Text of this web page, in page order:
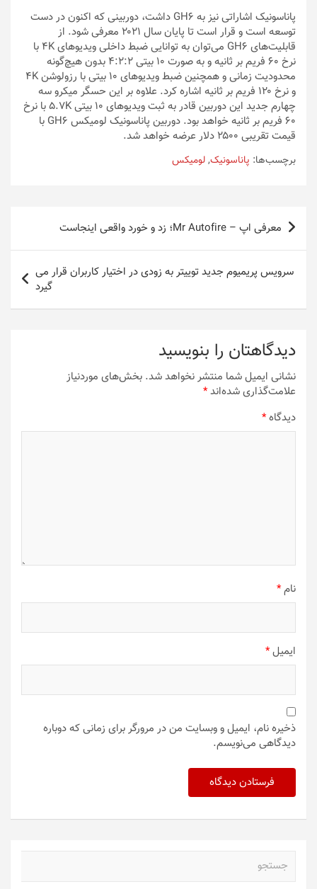
پاناسونیک اشاراتی نیز به GH6 داشت، دوربینی که اکنون در دست
توسعه است و قرار است تا پایان سال ۲۰۲۱ معرفی شود. از
قابلیت‌های GH6 می‌توان به توانایی ضبط داخلی ویدیوهای ۴K با
نرخ ۶۰ فریم بر ثانیه و به صورت ۱۰ بیتی ۴:۲:۲ بدون هیچ‌گونه
محدودیت زمانی و همچنین ضبط ویدیوهای ۱۰ بیتی با رزولوشن ۴K
و نرخ ۱۲۰ فریم بر ثانیه اشاره کرد. علاوه بر این حسگر میکرو سه
چهارم جدید این دوربین قادر به ثبت ویدیوهای ۱۰ بیتی ۵.۷K با نرخ
۶۰ فریم بر ثانیه خواهد بود. دوربین پاناسونیک لومیکس GH6 با
قیمت تقریبی ۲۵۰۰ دلار عرضه خواهد شد.
برچسب‌ها: پاناسونیک,لومیکس
راهبری
نوشته
معرفی اپ – Mr Autofire؛ زد و خورد واقعی اینجاست
سرویس پریمیوم جدید توییتر به زودی در اختیار کاربران قرار می
گیرد
دیدگاهتان را بنویسید
نشانی ایمیل شما منتشر نخواهد شد. بخش‌های موردنیاز
علامت‌گذاری شده‌اند*
دیدگاه*
نام*
ایمیل*
ذخیره نام، ایمیل و وبسایت من در مرورگر برای زمانی که دوباره
دیدگاهی می‌نویسم.